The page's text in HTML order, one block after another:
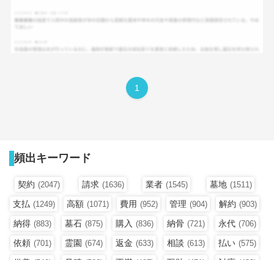
1
頻出キーワード
契約 (2047) 請求 (1636) 業者 (1545) 墓地 (1511)
支払 (1249) 高額 (1071) 費用 (952) 管理 (904) 解約 (903)
納得 (883) 墓石 (875) 購入 (836) 納骨 (721) 永代 (706)
依頼 (701) 霊園 (674) 返金 (633) 相談 (613) 払い (575)